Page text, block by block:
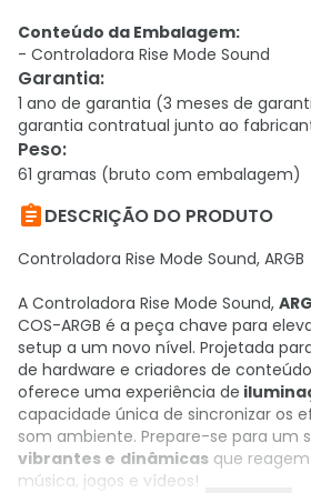
Conteúdo da Embalagem:
- Controladora Rise Mode Sound
Garantia:
1 ano de garantia (3 meses de
garantia contratual junto ao
Peso:
61 gramas (bruto com embalagem)
DESCRIÇÃO DO PRODUTO
Controladora Rise Mode Sound, ARGB
A Controladora Rise Mode Sound,
COS-ARGB é a peça chave para
setup a um novo nível. Projetada
de hardware e criadores de
oferece uma experiência de
capacidade única de sincronizar os
som ambiente. Prepare-se para um
vibrantes e dinâmicas que
música, jogos e vídeos!